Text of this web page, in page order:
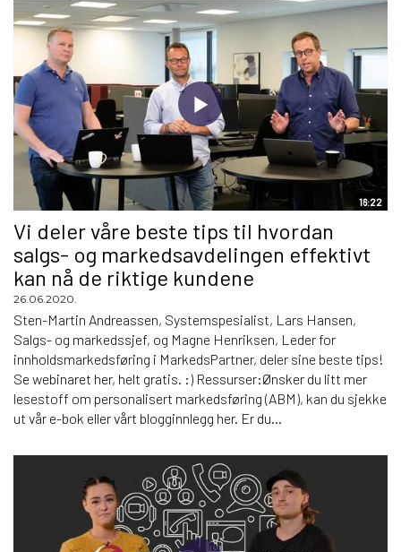
16:22
Vi deler våre beste tips til hvordan
salgs- og markedsavdelingen effektivt
kan nå de riktige kundene
26.06.2020.
Sten-Martin Andreassen, Systemspesialist, Lars Hansen,
Salgs- og markedssjef, og Magne Henriksen, Leder for
innholdsmarkedsføring i MarkedsPartner, deler sine beste tips!
Se webinaret her, helt gratis. :) Ressurser:Ønsker du litt mer
lesestoff om personalisert markedsføring (ABM), kan du sjekke
ut vår e-bok eller vårt blogginnlegg her. Er du...